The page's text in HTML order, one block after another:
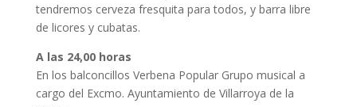
tendremos cerveza fresquita para todos, y barra libre
de licores y cubatas.
A las 24,00 horas
En los balconcillos Verbena Popular Grupo musical a
cargo del Excmo. Ayuntamiento de Villarroya de la